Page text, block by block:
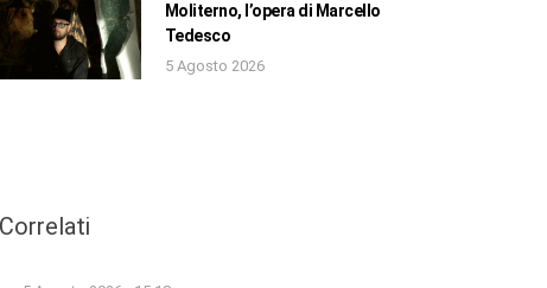
Moliterno, l’opera di Marcello
Tedesco
5 Agosto 2026
Correlati